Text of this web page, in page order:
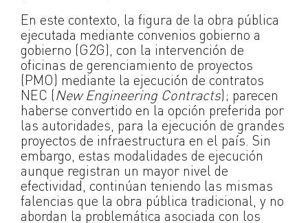
En este contexto, la figura de la obra pública
ejecutada mediante convenios gobierno a
gobierno (G2G), con la intervención de
oficinas de gerenciamiento de proyectos
(PMO) mediante la ejecución de contratos
NEC (New Engineering Contracts); parecen
haberse convertido en la opción preferida por
las autoridades, para la ejecución de grandes
proyectos de infraestructura en el país. Sin
embargo, estas modalidades de ejecución
aunque registran un mayor nivel de
efectividad, continúan teniendo las mismas
falencias que la obra pública tradicional, y no
abordan la problemática asociada con los